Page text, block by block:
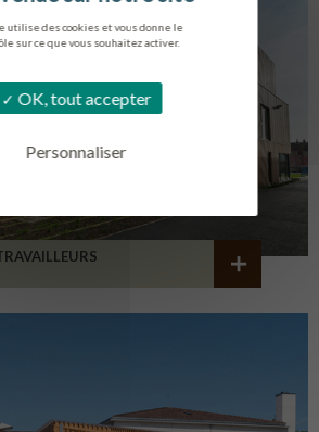
utilise des cookies et vous donne le
sur ce que vous souhaitez activer.
OK, tout accepter
Personnaliser